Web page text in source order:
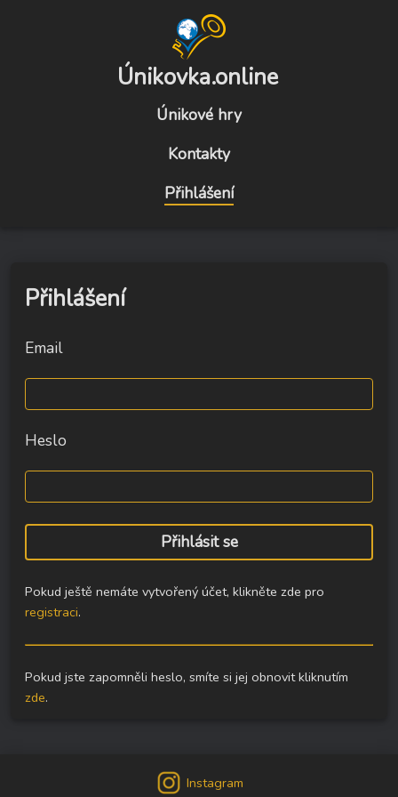
Únikovka.online
Únikové hry
Kontakty
Přihlášení
Přihlášení
Email
Heslo
Pokud ještě nemáte vytvořený účet, klikněte zde pro
registraci.
Pokud jste zapomněli heslo, smíte si jej obnovit kliknutím
zde.
Instagram